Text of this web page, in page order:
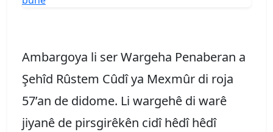
Ambargoya li ser Wargeha Penaberan a
Şehîd Rûstem Cûdî ya Mexmûr di roja
57’an de didome. Li wargehê di warê
jiyanê de pirsgirêkên cidî hêdî hêdî